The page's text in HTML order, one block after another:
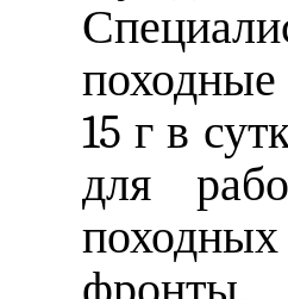
15 г в
для